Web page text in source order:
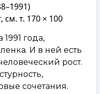
см. т. 170 × 100
года,
И в ней есть
рост.
сочетания.